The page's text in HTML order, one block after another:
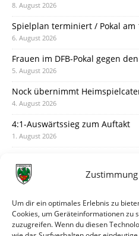
Um dir ein optimales Erlebnis zu
Cookies, um Geräteinformationen zu
zuzugreifen. Wenn du diesen
8. August 2026
Spielplan terminiert / Pokal am
6. August 2026
Frauen im DFB-Pokal gegen
5. August 2026
Nock übernimmt
4. August 2026
4:1-Auswärtssieg zum Auftakt
1. August 2026
31. Juli 2026
30. Juli 2026
Deine Spielminute: 89+1
28. Juli 2026